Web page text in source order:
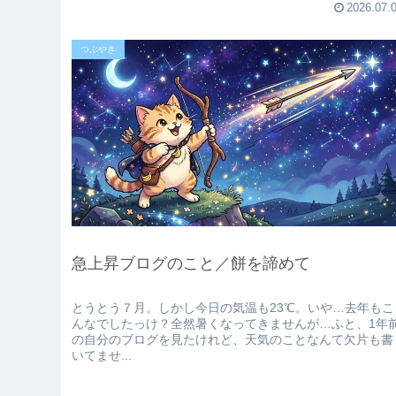
つぶやき
急上昇ブログのこと／餅を諦めて
とうとう７月。しかし今日の気温も23℃。いや…去年もこ
んなでしたっけ？全然暑くなってきませんが…ふと、1年
の自分のブログを見たけれど、天気のことなんて欠片も書
いてませ...